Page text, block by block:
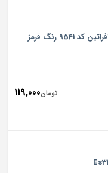
رنگ قرمز
تومان119,000